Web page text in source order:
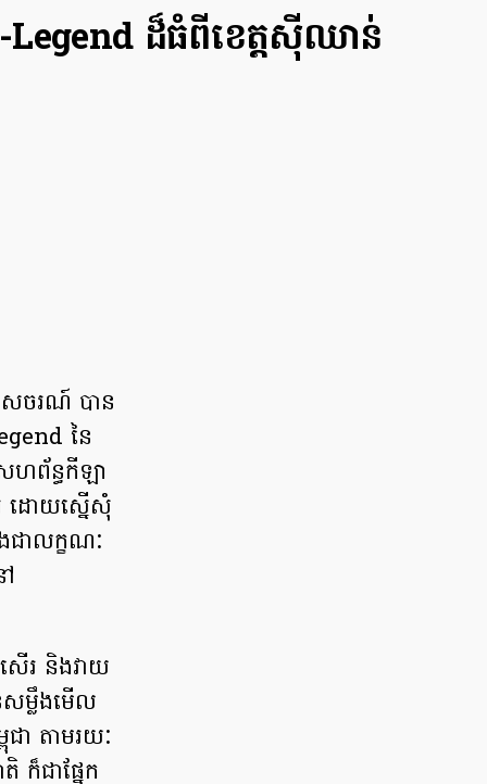
ដ៏ធំពីខេត្តស៊ីឈាន់
េសចរណ៍ បាន
នៃ
ហព័ន្ធកីឡា
ដោយស្នើសុំ
ជាលក្ខណៈ
ើរ និងវាយ
សម្លឹងមើល
ា តាមរយៈ
ក៏ជាផ្នែក